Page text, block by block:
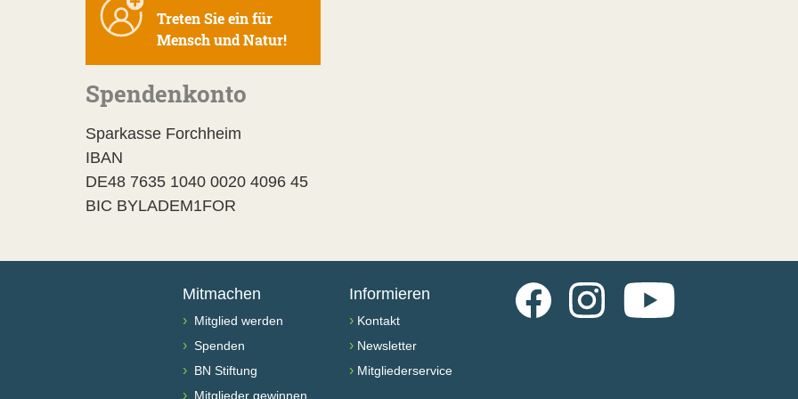
Treten Sie ein für
Mensch und Natur!
Spendenkonto
Sparkasse Forchheim
IBAN
DE48 7635 1040 0020 4096 45
BIC BYLADEM1FOR
Mitmachen
› Mitglied werden
› Spenden
› BN Stiftung
› Mitglieder gewinnen
Informieren
› Kontakt
› Newsletter
› Mitgliederservice
FacebookInstagramYouTube